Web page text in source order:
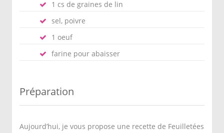
1 cs de graines de lin
sel, poivre
1 oeuf
farine pour abaisser
Préparation
Aujourd’hui, je vous propose une recette de Feuilletées